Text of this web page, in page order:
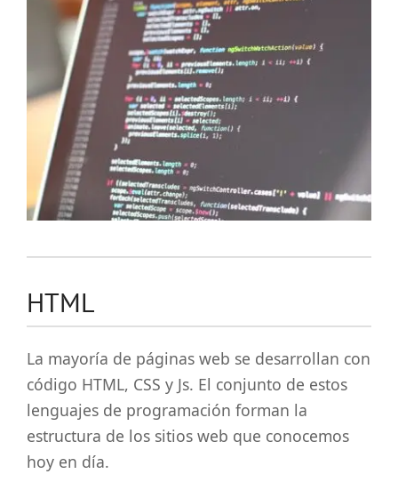
HTML
La mayoría de páginas web se desarrollan con
código HTML, CSS y Js. El conjunto de estos
lenguajes de programación forman la
estructura de los sitios web que conocemos
hoy en día.